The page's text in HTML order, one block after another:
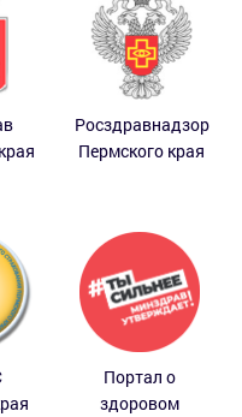
Росздравнадзор
Пермского края
Портал о
здоровом